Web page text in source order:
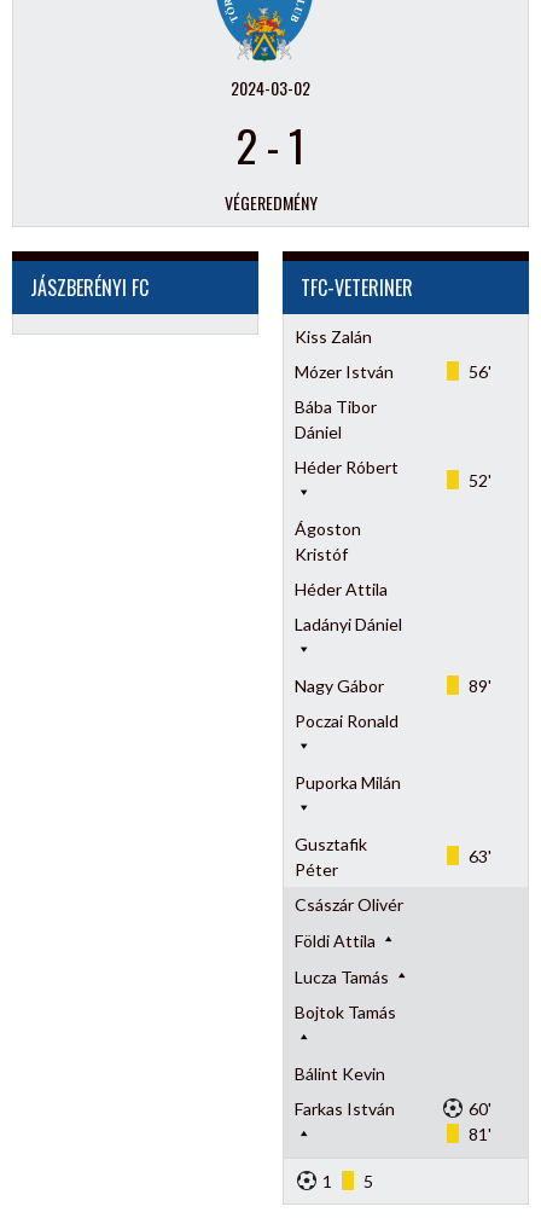
2024-03-02
2-1
VÉGEREDMÉNY
JÁSZBERÉNYI FC TFC-VETERINER
Kiss Zalán
Mózer István
56'
Bába Tibor
Dániel
Héder Róbert
52'
Ágoston
Kristóf
Héder Attila
Ladányi Dániel
Nagy Gábor
89'
Poczai Ronald
Puporka Milán
Gusztafik
Péter
63'
Császár Olivér
Földi Attila
Lucza Tamás
Bojtok Tamás
Bálint Kevin
Farkas István
60'
81'
1 5